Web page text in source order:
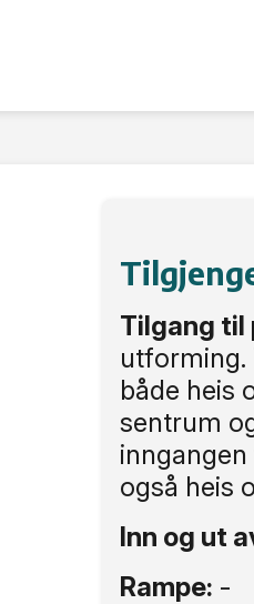
Tilgang til
både heis
sentrum
også heis
Inn og ut
Rampe: -